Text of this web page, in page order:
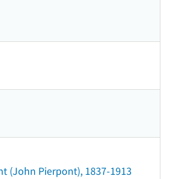
(John Pierpont), 1837-1913